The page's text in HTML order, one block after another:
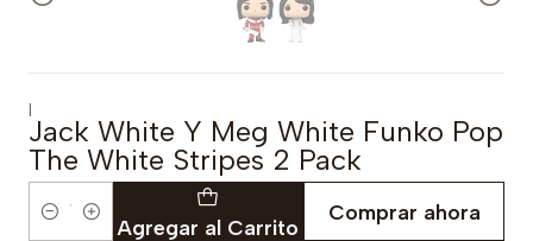
|
Jack White Y Meg White Funko Pop
The White Stripes 2 Pack
Cantidad Agregar al Carrito
Comprar ahora